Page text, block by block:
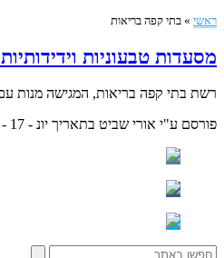
ראשי » בתי קפה בריאות
מסעדות טבעוניות
רשת בתי קפה בריאות, המגישה מנות עם
פורסם ע"י אורי שביט בתאריך יונ - 17 - 2013